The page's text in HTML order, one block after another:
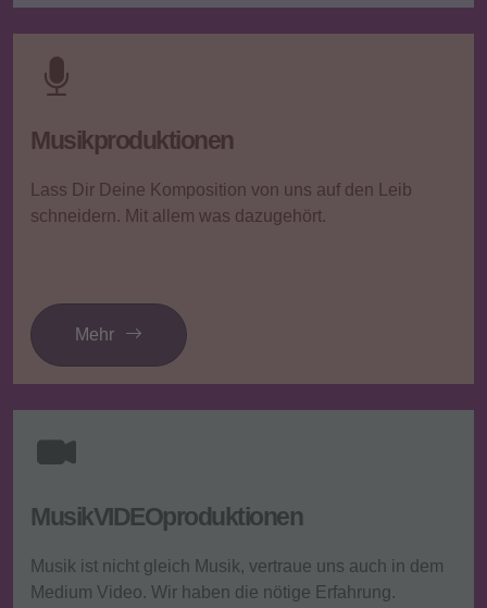
Musikproduktionen
Lass Dir Deine Komposition von uns auf den Leib
schneidern. Mit allem was dazugehört.
Mehr
MusikVIDEOproduktionen
Musik ist nicht gleich Musik, vertraue uns auch in dem
Medium Video. Wir haben die nötige Erfahrung.